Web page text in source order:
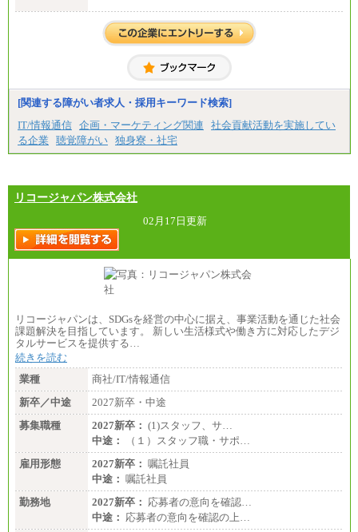
いません。
※一般事務職種（CS職）の大学院修了者は大学卒の
金額を最低額とし、
たします。
下記は新卒採用の給与です。経験者採用の場合、下
記を再下限としてご経験に応じた金額となります。
（1）【正社員】一般事務職種（CS職）：月給255,00
0円（大学卒）
（2）【正社員】総合職：月給300,000円（大学卒）
[関連する障がい者求人・採用キーワード検索]
IT/情報通信 企画・マーケティング関連
社会貢献活動を実施してい
る企業
聴覚障がい 独身寮・社宅
リコージャパン株式会社
02月17日更新
リコージャパンは、SDGsを経営の中心に据え、事業活動を通じた社会
課題解決を目指しています。 新しい生活様式や働き方に対応したデジ
タルサービスを提供する…
続きを読む
業種
商社/IT/情報通信
新卒／中途
2027新卒・中途
募集職種
2027新卒： (1)スタッフ、サ…
中途：
（１）スタッフ職・サポ…
雇用形態
2027新卒： 嘱託社員
中途： 嘱託社員
勤務地
2027新卒： 応募者の意向を確認…
中途： 応募者の意向を確認の上…